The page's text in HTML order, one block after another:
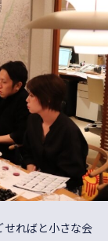
せればと小さな会